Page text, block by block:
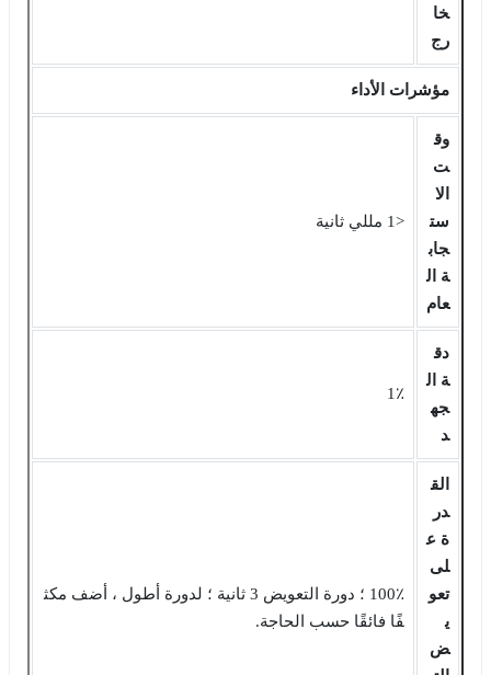
خا
رج
مؤشرات الأداء
وق
ت
الا
ست
جاب
ة ال
عام
<1 مللي ثانية
دق
ة ال
جه
د
1٪
الق
در
ة ع
لى
تعو
ي
ض
100٪ ؛ دورة التعويض 3 ثانية ؛ لدورة أطول ، أضف مكث
فًا فائقًا حسب الحاجة.